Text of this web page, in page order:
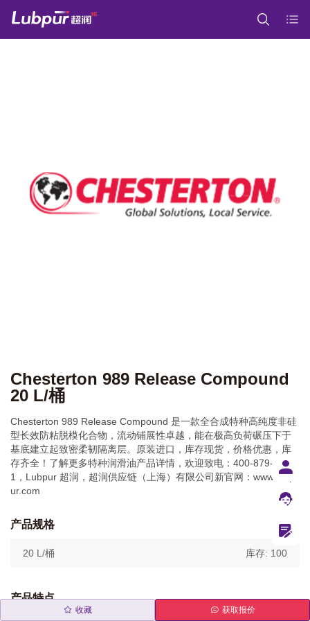
收藏 获取报价
Chesterton 989 Release Compound
20 L/桶
Chesterton 989 Release Compound 是一款全合成特种高纯度非硅
型长效防粘脱模化合物，流动铺展性卓越，能在极高负荷碾压下于
基底建立起致密柔韧隔离层。原装进口，库存现货，价格优惠，库
存齐全！了解更多特种润滑油产品详情，欢迎致电：400-879-334
1，Lubpur 超润，超润供应链（上海）有限公司新官网：www.lubp
ur.com
产品规格
20 L/桶 库存: 100
产品特点